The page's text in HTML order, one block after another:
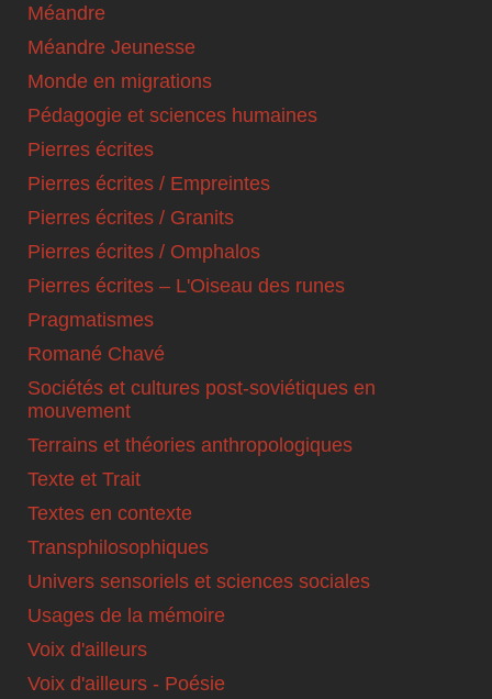
Méandre
Méandre Jeunesse
Monde en migrations
Pédagogie et sciences humaines
Pierres écrites
Pierres écrites / Empreintes
Pierres écrites / Granits
Pierres écrites / Omphalos
Pierres écrites – L'Oiseau des runes
Pragmatismes
Romané Chavé
Sociétés et cultures post-soviétiques en
mouvement
Terrains et théories anthropologiques
Texte et Trait
Textes en contexte
Transphilosophiques
Univers sensoriels et sciences sociales
Usages de la mémoire
Voix d'ailleurs
Voix d'ailleurs - Poésie